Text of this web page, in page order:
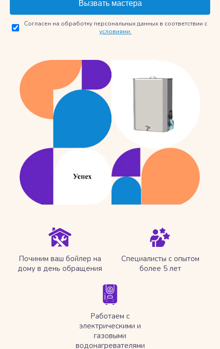
Согласен на обработку персональных данных в соответствии с
условиями.
Починим ваш бойлер на
дому в день обращения
Специалисты с опытом
более 5 лет
Работаем с
электрическими и
газовыми
водонагревателями